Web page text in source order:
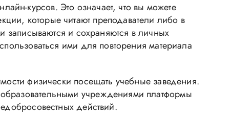
курсов. Это означает, что вы можете
которые читают преподаватели либо в
записываются и сохраняются в личных
ими для повторения материала
физически посещать учебные заведения.
учреждениями платформы
действий.